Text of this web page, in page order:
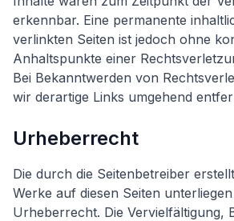
erkennbar. Eine permanente
verlinkten Seiten ist jedoch ohne
Anhaltspunkte einer
Bei Bekanntwerden von
wir derartige Links umgehend
Urheberrecht
Die durch die Seitenbetreiber
Werke auf diesen Seiten
Urheberrecht. Die Vervielfältigung,